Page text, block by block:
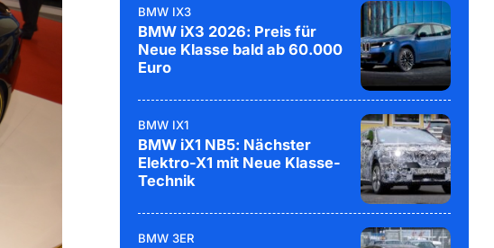
BMW IX3
BMW iX3 2026: Preis für
Neue Klasse bald ab 60.000
Euro
BMW IX1
BMW iX1 NB5: Nächster
Elektro-X1 mit Neue Klasse-
Technik
BMW 3ER